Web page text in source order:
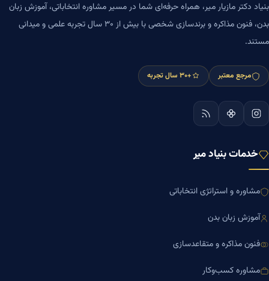
بنیاد دکتر مازیار میر، همراه حرفه‌ای شما در مسیر مشاوره انتخاباتی، آموزش زبان
بدن، فنون مذاکره و برندسازی شخصی با بیش از ۳۰ سال تجربه علمی و میدانی
مستند.
مرجع معتبر +۳۰ سال تجربه
خدمات بنیاد میر
مشاوره و استراتژی انتخاباتی
آموزش زبان بدن
فنون مذاکره و متقاعدسازی
مشاوره کسب‌وکار